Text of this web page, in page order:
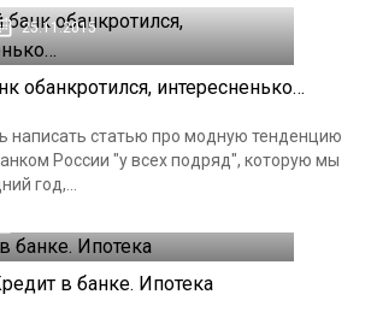
25.11.2015
обанкротился, интересненько…
написать статью про модную тенденцию
России "у всех подряд", которую мы
год,...
в банке. Ипотека